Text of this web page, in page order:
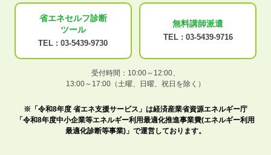
省エネセルフ診断
ツール
TEL : 03-5439-9730
無料講師派遣
TEL : 03-5439-9716
受付時間：10:00～12:00、
13:00～17:00（土曜、日曜、祝日を除く）
※「令和8年度 省エネ支援サービス」は経済産業省資源エネルギー庁
「令和8年度中小企業等エネルギー利用最適化推進事業費(エネルギー利用
最適化診断等事業)」で運営しております。